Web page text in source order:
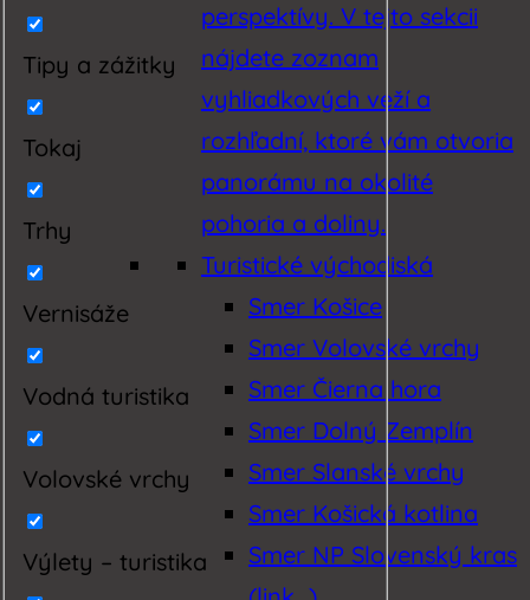
Tipy a zážitky
Tokaj
Trhy
Vernisáže
Vodná turistika
Volovské vrchy
Výlety – turistika
perspektívy. V tejto sekcii
nájdete zoznam
vyhliadkových veží a
rozhľadní, ktoré vám otvoria
panorámu na okolité
pohoria a doliny.
Turistické východiská
Smer Košice
Smer Volovské vrchy
Smer Čierna hora
Smer Dolný Zemplín
Smer Slanské vrchy
Smer Košická kotlina
Smer NP Slovenský kras